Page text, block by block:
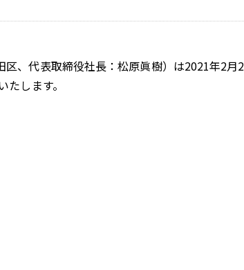
、代表取締役社長：松原眞樹）は2021年2
します。